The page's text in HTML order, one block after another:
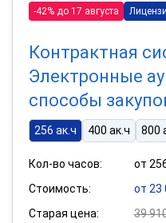
-42% до 17 августа
Контрактная
Электронные
способы
256 ак.ч 400 ак.ч 800
Кол-во часов:
от
Стоимость:
от 23
Старая цена:
39